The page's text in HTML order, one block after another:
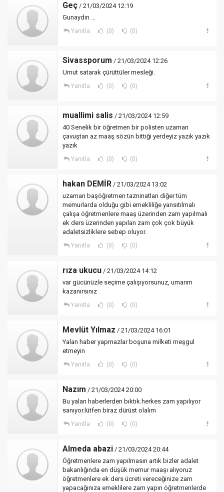
Geç / 21/03/2024 12:19
Gunaydın ...
Yanıtla (0) (0)
Sivassporum / 21/03/2024 12:26
Umut satarak çürüttüler mesleği.
Yanıtla (0) (0)
muallimi salis / 21/03/2024 12:59
40 Senelik bir öğretmen bir polisten uzaman
çavuştan az maaş sözün bittiği yerdeyiz yazık yazık
yazık
Yanıtla (0) (0)
hakan DEMİR / 21/03/2024 13:02
uzaman başöğretmen tazninatları diğer tüm
memurlarda olduğu gibi emekliliğe yansıtılmalı
çalışa öğretmenlere maaş üzerinden zam yapılmalı
ek ders üzerinden yapılan zam çok çok büyük
adaletsizliklere sebep oluyor.
Yanıtla (0) (0)
rıza ukucu / 21/03/2024 14:12
var gücünüzle seçime çalışıyorsunuz, umarım
kazanırsınız
Yanıtla (0) (0)
Mevlüt Yılmaz / 21/03/2024 16:01
Yalan haber yapmazlar boşuna milketi meşgul
etmeyin
Yanıtla (0) (0)
Nazım / 21/03/2024 20:00
Bu yalan haberlerden bıktık.herkes zam yapılıyor
sanıyor.lütfen biraz dürüst olalım
Yanıtla (0) (0)
Almeda abazi / 21/03/2024 20:44
Öğretmenlere zam yapılmasın artık bizler adalet
bakanlığında en düşük memur maaşı alıyoruz
öğretmenlere ek ders ücreti vereceğinize zam
yapacağınıza emeklilere zam yapın öğretmenlerde